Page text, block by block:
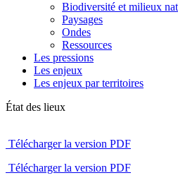
Biodiversité et milieux
Paysages
Ondes
Ressources
Les pressions
Les enjeux
Les enjeux par territoires
État des lieux
Télécharger la version PDF
Télécharger la version PDF